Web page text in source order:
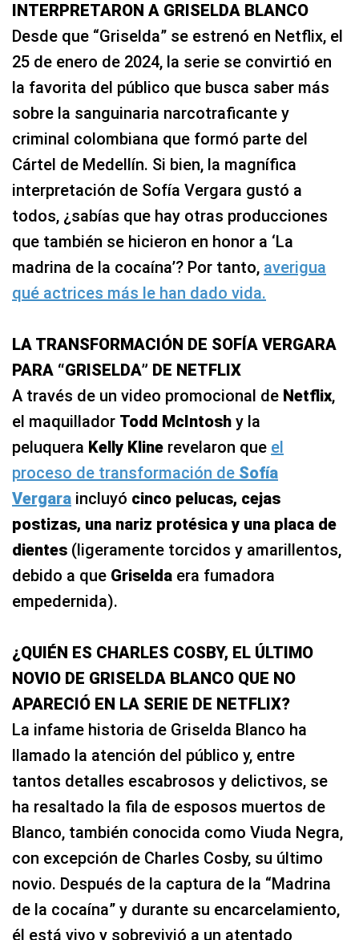
INTERPRETARON A GRISELDA BLANCO
Desde que “Griselda” se estrenó en Netflix, el
25 de enero de 2024, la serie se convirtió en
la favorita del público que busca saber más
sobre la sanguinaria narcotraficante y
criminal colombiana que formó parte del
Cártel de Medellín. Si bien, la magnífica
interpretación de Sofía Vergara gustó a
todos, ¿sabías que hay otras producciones
que también se hicieron en honor a ‘La
madrina de la cocaína’? Por tanto, averigua
qué actrices más le han dado vida.
LA TRANSFORMACIÓN DE SOFÍA VERGARA
PARA “GRISELDA” DE NETFLIX
A través de un video promocional de Netflix,
el maquillador Todd McIntosh y la
peluquera Kelly Kline revelaron que el
proceso de transformación de Sofía
Vergara incluyó cinco pelucas, cejas
postizas, una nariz protésica y una placa de
dientes (ligeramente torcidos y amarillentos,
debido a que Griselda era fumadora
empedernida).
¿QUIÉN ES CHARLES COSBY, EL ÚLTIMO
NOVIO DE GRISELDA BLANCO QUE NO
APARECIÓ EN LA SERIE DE NETFLIX?
La infame historia de Griselda Blanco ha
llamado la atención del público y, entre
tantos detalles escabrosos y delictivos, se
ha resaltado la fila de esposos muertos de
Blanco, también conocida como Viuda Negra,
con excepción de Charles Cosby, su último
novio. Después de la captura de la “Madrina
de la cocaína” y durante su encarcelamiento,
él está vivo y sobrevivió a un atentado